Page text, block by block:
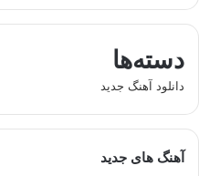
دسته‌ها
دانلود آهنگ جدید
آهنگ های جدید